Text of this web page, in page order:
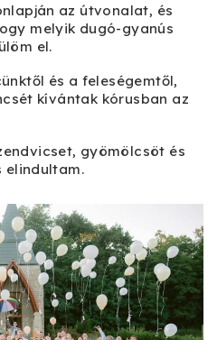
az útvonalat, és
melyik dugó-gyanús
el.
és a feleségemtől,
kívántak kórusban az
gyömölcsöt és
elindultam.